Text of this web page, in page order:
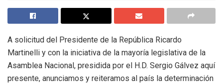
A solicitud del Presidente de la República Ricardo
Martinelli y con la iniciativa de la mayoría legislativa de la
Asamblea Nacional, presidida por el H.D. Sergio Gálvez aquí
presente, anunciamos y reiteramos al país la determinación